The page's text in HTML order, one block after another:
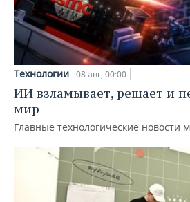
Технологии 08 авг, 00:00
ИИ взламывает, решает и
мир
Главные технологические новости